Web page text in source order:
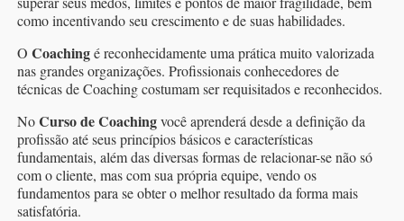
como incentivando seu crescimento e de suas habilidades.
O Coachingé reconhecidamente uma prática muito valorizada
nas grandes organizações. Profissionais conhecedores de
técnicas de Coaching costumam ser requisitados e reconhecidos.
NoCurso de Coachingvocê aprenderá desde a definição da
profissão até seus princípios básicos e características
fundamentais, além das diversas formas de relacionar-se não só
com o cliente, mas com sua própria equipe, vendo os
fundamentos para se obter o melhor resultado da forma mais
satisfatória.